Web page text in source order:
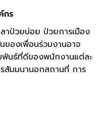
กร
ป่วยบ่อย ป่วยการเมือง
นของเพื่อนร่วมงานอาจ
นธ์ที่ดีของพนักงานแต่ละ
สัมมนานอกสถานที่ การ